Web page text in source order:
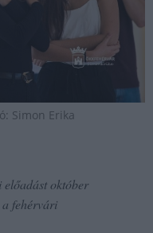
Simon Erika
október
fehérvári